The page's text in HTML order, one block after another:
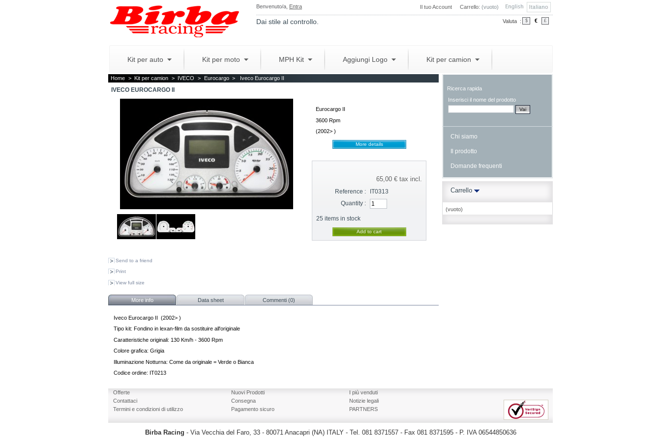
Kit per auto Kit per moto MPH Kit Aggiungi Logo Kit per camion
Benvenuto/a, Entra Carrello: (vuoto)
Il tuo Account
Valuta : $ € £
Dai stile al controllo.
Home > Kit per camion > IVECO > Eurocargo > Iveco Eurocargo II
IVECO EUROCARGO II
Send to a friend
Print
View full size
Eurocargo II
3600 Rpm
(2002> )
More details
65,00 €tax incl.
Reference :
IT0313
Quantity :
25 items in stock
More info Data sheet Commenti (0)
Iveco Eurocargo II (2002> )
Tipo kit: Fondino in lexan-film da sostituire all'originale
Caratteristiche originali: 130 Km/h - 3600 Rpm
Colore grafica: Grigia
Illuminazione Notturna: Come da originale = Verde o Bianca
Codice ordine: IT0213
Ricerca rapida
Inserisci il nome del prodotto
Chi siamo
Il prodotto
Domande frequenti
Carrello
(vuoto)
Offerte Nuovi Prodotti
I più venduti
Contattaci
Consegna
Notizie legali
Termini e condizioni di utilizzo
Pagamento sicuro PARTNERS
Birba Racing - Via Vecchia del Faro, 33 - 80071 Anacapri (NA) ITALY - Tel. 081 8371557 - Fax 081 8371595 - P. IVA 06544850636